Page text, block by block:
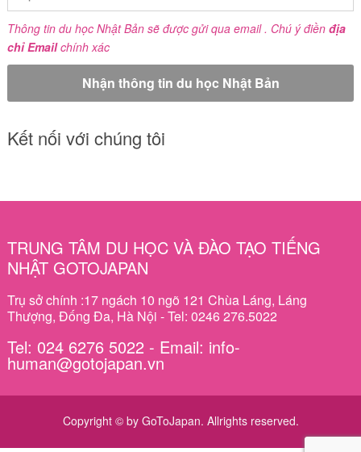
Thông tin du học Nhật Bản sẽ được gửi qua email . Chú ý điền địa
chỉ Emailchính xác
Kết nối với chúng tôi
TRUNG TÂM DU HỌC VÀ ĐÀO TẠO TIẾNG
NHẬT GOTOJAPAN
Trụ sở chính :17 ngách 10 ngõ 121 Chùa Láng, Láng
Thượng, Đống Đa, Hà Nội - Tel: 0246 276.5022
Tel: 024 6276 5022 - Email: info-
human@gotojapan.vn
Copyright © by GoToJapan. Allrights reserved.